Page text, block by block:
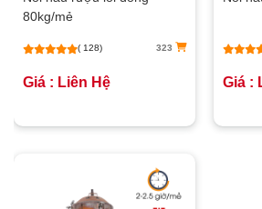
80kg/mẻ
( 128) 323
Giá : Liên Hệ Giá :